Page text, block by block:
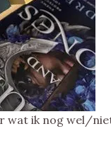
wat ik nog wel/